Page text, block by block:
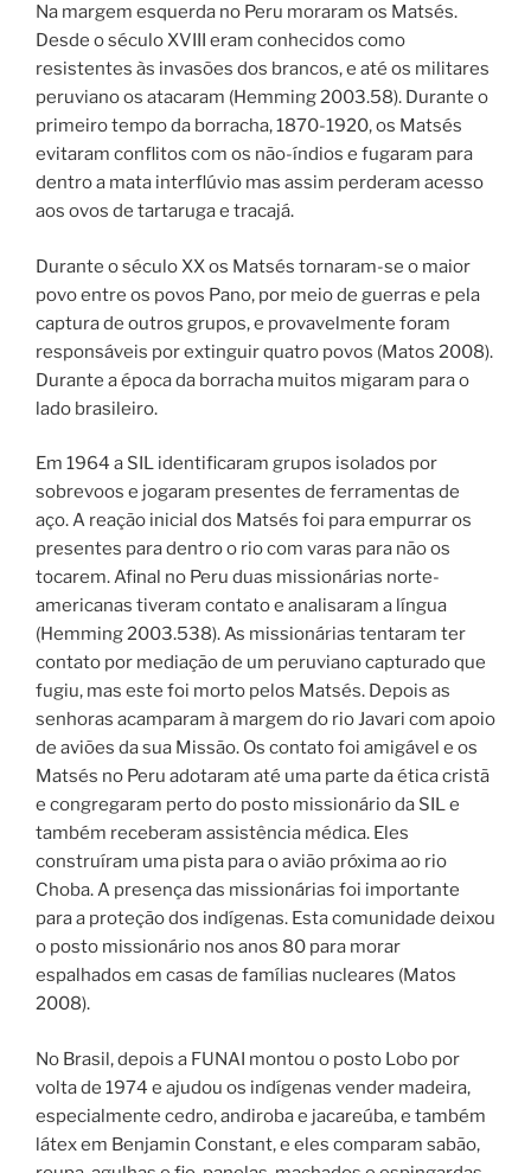
Na margem esquerda no Peru moraram os Matsés.
Desde o século XVIII eram conhecidos como
resistentes às invasões dos brancos, e até os militares
peruviano os atacaram (Hemming 2003.58). Durante o
primeiro tempo da borracha, 1870-1920, os Matsés
evitaram conflitos com os não-índios e fugaram para
dentro a mata interflúvio mas assim perderam acesso
aos ovos de tartaruga e tracajá.
Durante o século XX os Matsés tornaram-se o maior
povo entre os povos Pano, por meio de guerras e pela
captura de outros grupos, e provavelmente foram
responsáveis por extinguir quatro povos (Matos 2008).
Durante a época da borracha muitos migaram para o
lado brasileiro.
Em 1964 a SIL identificaram grupos isolados por
sobrevoos e jogaram presentes de ferramentas de
aço. A reação inicial dos Matsés foi para empurrar os
presentes para dentro o rio com varas para não os
tocarem. Afinal no Peru duas missionárias norte-
americanas tiveram contato e analisaram a língua
(Hemming 2003.538). As missionárias tentaram ter
contato por mediação de um peruviano capturado que
fugiu, mas este foi morto pelos Matsés. Depois as
senhoras acamparam à margem do rio Javari com apoio
de aviões da sua Missão. Os contato foi amigável e os
Matsés no Peru adotaram até uma parte da ética cristã
e congregaram perto do posto missionário da SIL e
também receberam assistência médica. Eles
construíram uma pista para o avião próxima ao rio
Choba. A presença das missionárias foi importante
para a proteção dos indígenas. Esta comunidade deixou
o posto missionário nos anos 80 para morar
espalhados em casas de famílias nucleares (Matos
2008).
No Brasil, depois a FUNAI montou o posto Lobo por
volta de 1974 e ajudou os indígenas vender madeira,
especialmente cedro, andiroba e jacareúba, e também
látex em Benjamin Constant, e eles comparam sabão,